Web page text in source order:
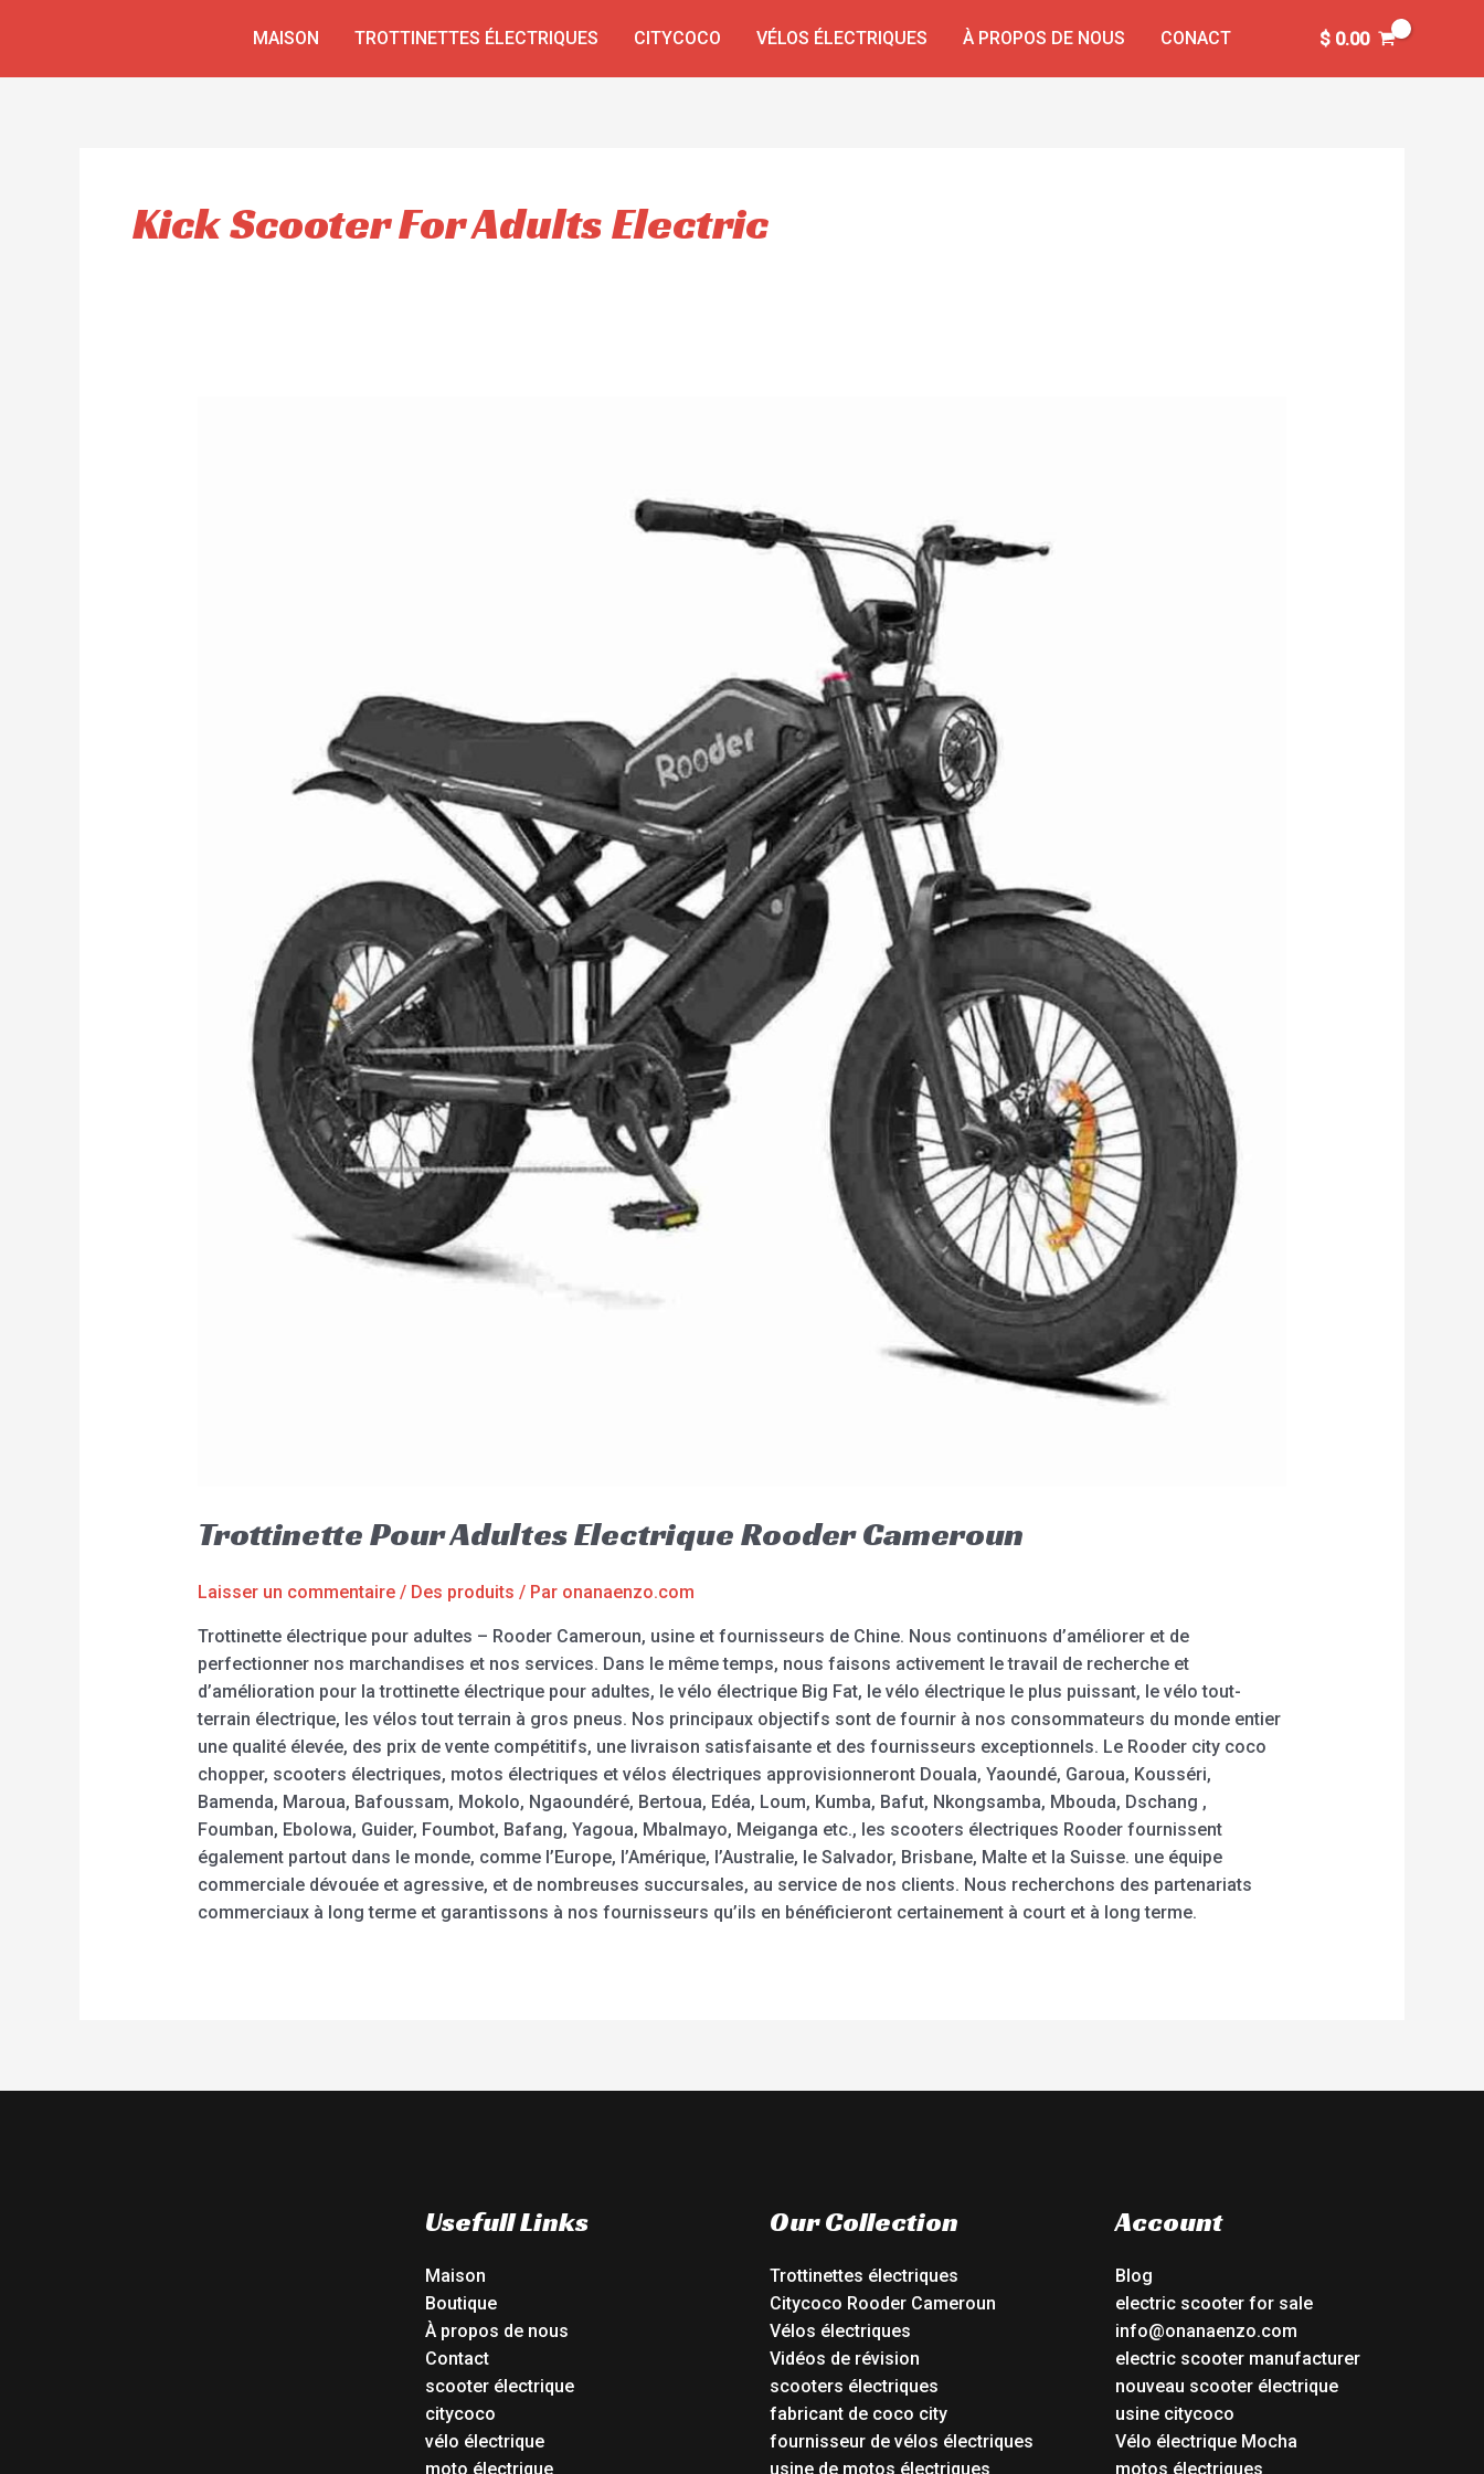
MAISON TROTTINETTES ÉLECTRIQUES CITYCOCO VÉLOS ÉLECTRIQUES À PROPOS DE NOUS CONACT $0.00
Kick Scooter For Adults Electric
Trottinette Pour Adultes Electrique Rooder Cameroun
Laisser un commentaire / Des produits / Par onanaenzo.com
Trottinette électrique pour adultes – Rooder Cameroun, usine et fournisseurs de Chine. Nous continuons d’améliorer et de
perfectionner nos marchandises et nos services. Dans le même temps, nous faisons activement le travail de recherche et
d’amélioration pour la trottinette électrique pour adultes, le vélo électrique Big Fat, le vélo électrique le plus puissant, le vélo tout-
terrain électrique, les vélos tout terrain à gros pneus. Nos principaux objectifs sont de fournir à nos consommateurs du monde entier
une qualité élevée, des prix de vente compétitifs, une livraison satisfaisante et des fournisseurs exceptionnels. Le Rooder city coco
chopper, scooters électriques, motos électriques et vélos électriques approvisionneront Douala, Yaoundé, Garoua, Kousséri,
Bamenda, Maroua, Bafoussam, Mokolo, Ngaoundéré, Bertoua, Edéa, Loum, Kumba, Bafut, Nkongsamba, Mbouda, Dschang ,
Foumban, Ebolowa, Guider, Foumbot, Bafang, Yagoua, Mbalmayo, Meiganga etc., les scooters électriques Rooder fournissent
également partout dans le monde, comme l’Europe, l’Amérique, l’Australie, le Salvador, Brisbane, Malte et la Suisse. une équipe
commerciale dévouée et agressive, et de nombreuses succursales, au service de nos clients. Nous recherchons des partenariats
commerciaux à long terme et garantissons à nos fournisseurs qu’ils en bénéficieront certainement à court et à long terme.
Usefull Links
Maison
Boutique
À propos de nous
Contact
scooter électrique
citycoco
vélo électrique
moto électrique
Our Collection
Trottinettes électriques
Citycoco Rooder Cameroun
Vélos électriques
Vidéos de révision
scooters électriques
fabricant de coco city
fournisseur de vélos électriques
usine de motos électriques
Account
Blog
electric scooter for sale
info@onanaenzo.com
electric scooter manufacturer
nouveau scooter électrique
usine citycoco
Vélo électrique Mocha
motos électriques